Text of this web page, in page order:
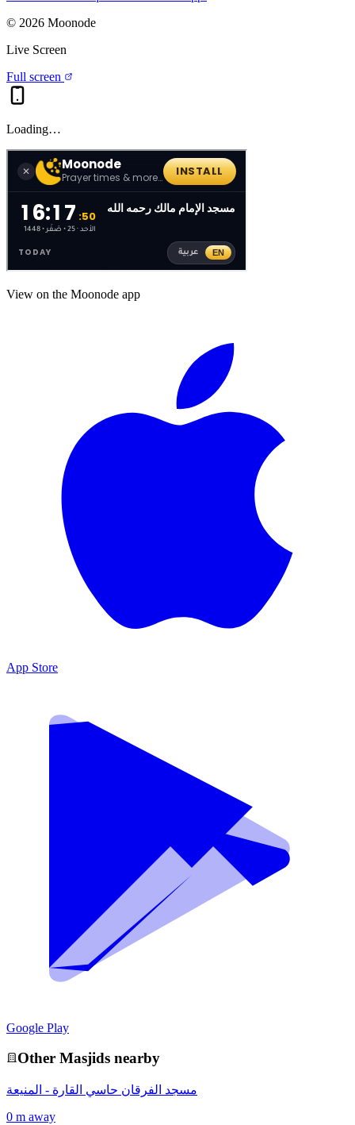
© 2026 Moonode
Live Screen
Full screen
Loading…
View on the Moonode app
App Store
Google Play
Other Masjids nearby
مسجد الفرقان حاسي القارة - المنيعة
0 m away